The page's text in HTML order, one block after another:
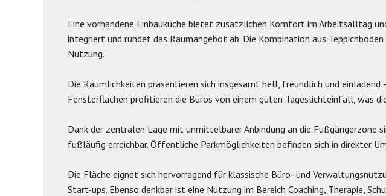
Eine vorhandene Einbauküche bietet zusätzlichen Komfort im Arbeitsalltag
integriert und rundet das Raumangebot ab. Die Kombination aus
Nutzung.
Die Räumlichkeiten präsentieren sich insgesamt hell, freundlich und
Fensterflächen profitieren die Büros von einem guten Tageslichteinfall, was
Dank der zentralen Lage mit unmittelbarer Anbindung an die
fußläufig erreichbar. Öffentliche Parkmöglichkeiten befinden sich in direkter
Die Fläche eignet sich hervorragend für klassische Büro- und
Start-ups. Ebenso denkbar ist eine Nutzung im Bereich Coaching, Therapie,